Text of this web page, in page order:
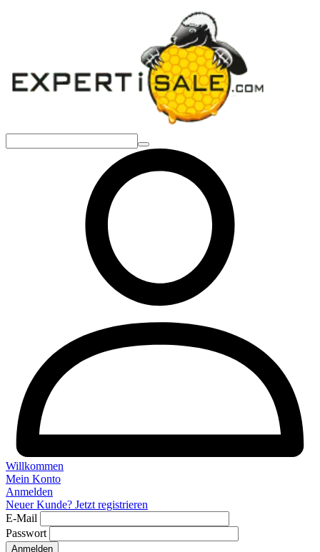
Willkommen
Mein Konto
Anmelden
Neuer Kunde? Jetzt registrieren
E-Mail
Passwort
Anmelden